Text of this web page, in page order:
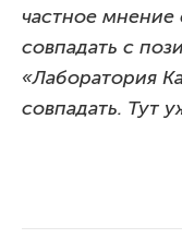
частное
совпадать с
«Лаборатория
совпадать. Тут